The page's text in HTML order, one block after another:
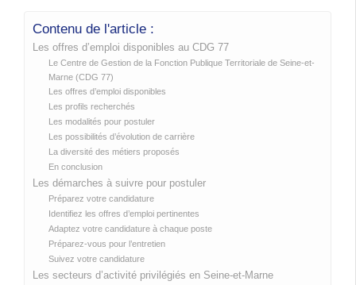
Contenu de l'article :
Les offres d’emploi disponibles au CDG 77
Le Centre de Gestion de la Fonction Publique Territoriale de Seine-et-
Marne (CDG 77)
Les offres d’emploi disponibles
Les profils recherchés
Les modalités pour postuler
Les possibilités d’évolution de carrière
La diversité des métiers proposés
En conclusion
Les démarches à suivre pour postuler
Préparez votre candidature
Identifiez les offres d’emploi pertinentes
Adaptez votre candidature à chaque poste
Préparez-vous pour l’entretien
Suivez votre candidature
Les secteurs d’activité privilégiés en Seine-et-Marne